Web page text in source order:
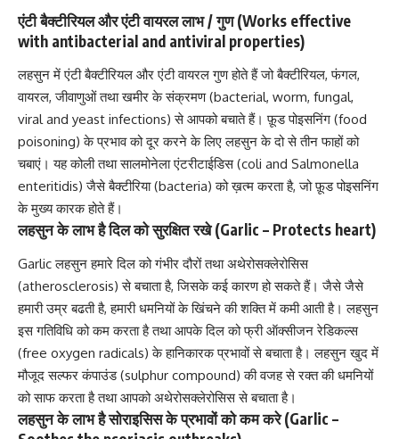
एंटी बैक्टीरियल और एंटी वायरल लाभ / गुण (Works effective
with antibacterial and antiviral properties)
लहसुन में एंटी बैक्टीरियल और एंटी वायरल गुण होते हैं जो बैक्टीरियल, फंगल,
वायरल, जीवाणुओं तथा खमीर के संक्रमण (bacterial, worm, fungal,
viral and yeast infections) से आपको बचाते हैं।फ़ूड पोइसनिंग (food
poisoning) के प्रभाव को दूर करने के लिए लहसुन के दो से तीन फाहों को
चबाएं। यह कोली तथा सालमोनेला एंटरीटाईडिस (coli and Salmonella
enteritidis) जैसेबैक्टीरिया (bacteria) को ख़त्म करता है, जो फ़ूड पोइसनिंग
के मुख्य कारक होते हैं।
लहसुन के लाभ है दिल को सुरक्षित रखे (Garlic – Protects heart)
Garlic लहसुन हमारे दिल को गंभीर दौरों तथाअथेरोसक्लेरोसिस
(atherosclerosis) से बचाता है, जिसके कई कारण हो सकते हैं। जैसे जैसे
हमारी उम्र बढती है, हमारी धमनियों के खिंचने की शक्ति में कमी आती है। लहसुन
इस गतिविधि को कम करता है तथा आपके दिल कोफ्री ऑक्सीजन रेडिकल्स
(free oxygen radicals) के हानिकारक प्रभावों से बचाता है। लहसुन खुद में
मौजूद सल्फर कंपाउंड (sulphur compound) की वजह से रक्त की धमनियों
को साफ करता है तथा आपकोअथेरोसक्लेरोसिससे बचाता है।
लहसुन के लाभ है सोराइसिस के प्रभावों को कम करे (Garlic –